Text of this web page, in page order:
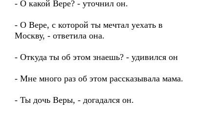
- О какой Вере? - уточнил он.
- О Вере, с которой ты мечтал уехать в
Москву, - ответила она.
- Откуда ты об этом знаешь? - удивился он
- Мне много раз об этом рассказывала мама.
- Ты дочь Веры, - догадался он.